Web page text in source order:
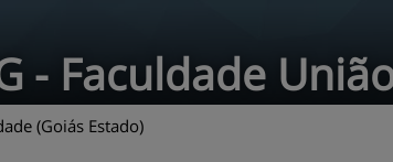
- Faculdade
(Goiás Estado)